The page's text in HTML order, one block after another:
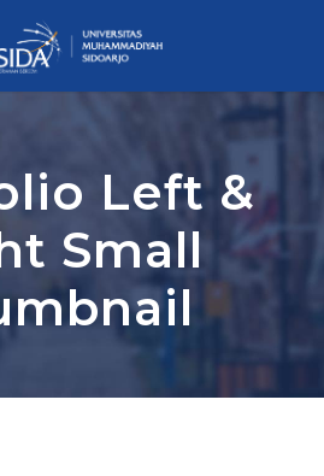
Left &
Small